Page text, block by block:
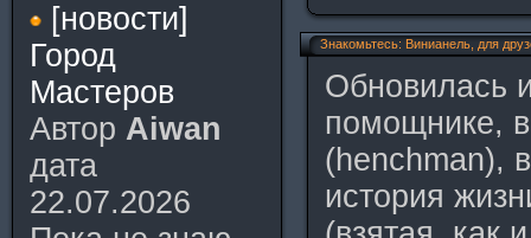
[новости]
Город
Мастеров
Автор Aiwan
дата
22.07.2026
Знакомьтесь: Винианель, для
Обновилась
помощнике,
(henchman),
история